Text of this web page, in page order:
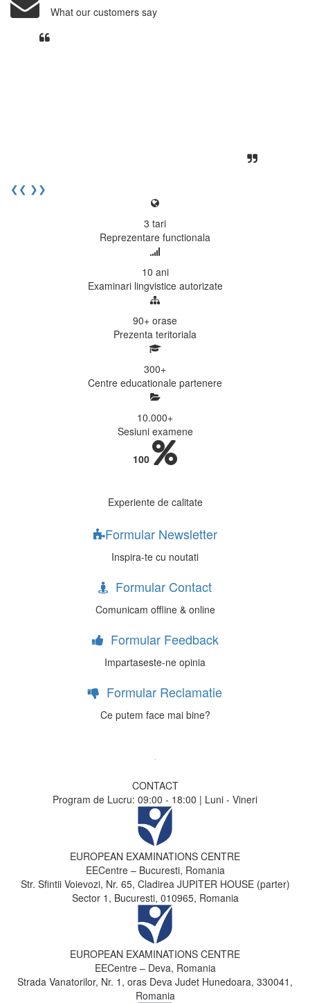
What our customers say
❮❮ ❯❯
3 tari
Reprezentare functionala
10 ani
Examinari lingvistice autorizate
90+ orase
Prezenta teritoriala
300+
Centre educationale partenere
10.000+
Sesiuni examene
100
Experiente de calitate
Formular Newsletter
Inspira-te cu noutati
Formular Contact
Comunicam offline & online
Formular Feedback
Impartaseste-ne opinia
Formular Reclamatie
Ce putem face mai bine?
CONTACT
Program de Lucru: 09:00 - 18:00 | Luni - Vineri
EUROPEAN EXAMINATIONS CENTRE
EECentre – Bucuresti, Romania
Str. Sfintii Voievozi, Nr. 65, Cladirea JUPITER HOUSE (parter)
Sector 1, Bucuresti, 010965, Romania
EUROPEAN EXAMINATIONS CENTRE
EECentre – Deva, Romania
Strada Vanatorilor, Nr. 1, oras Deva Judet Hunedoara, 330041,
Romania